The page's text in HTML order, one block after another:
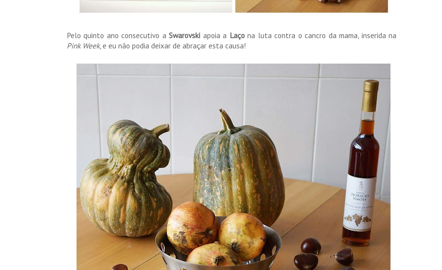
Pelo quinto ano consecutivo aSwarovski apoia a Laçona luta contra o cancro da mama, inserida na
Pink Week, e eu não podia deixar de abraçar esta causa!